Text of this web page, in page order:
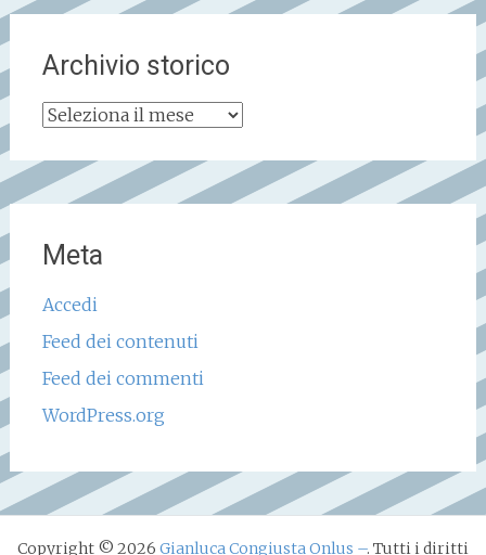
Archivio storico
Archivio
Meta
Accedi
Feed dei contenuti
Feed dei commenti
WordPress.org
Copyright © 2026 Gianluca Congiusta Onlus –. Tutti i diritti